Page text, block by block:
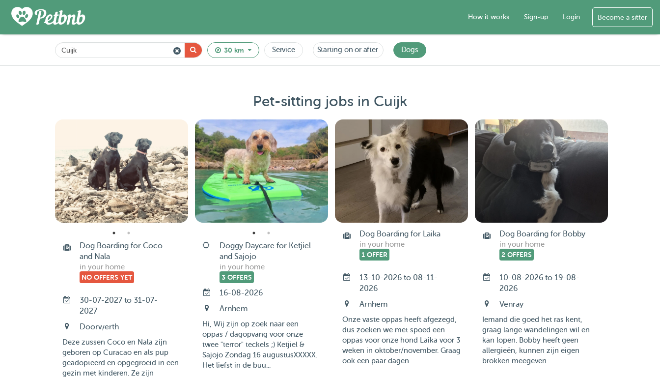
How it works Sign-up Login Become a sitter
30 km Service Starting on or after Dogs
Pet-sitting jobs in Cuijk
Dog Boarding for Coco
and Nala
in your home
NO OFFERS YET
30-07-2027 to 31-07-
2027
Doorwerth
Deze zussen Coco en Nala zijn
geboren op Curacao en als pup
geadopteerd en opgegroeid in een
gezin met kinderen. Ze zijn
Doggy Daycare for Ketjiel
and Sajojo
in your home
3 OFFERS
16-08-2026
Arnhem
Hi, Wij zijn op zoek naar een
oppas / dagopvang voor onze
twee "terror" teckels ;) Ketjiel &
Sajojo Zondag 16 augustusXXXXX.
Het liefst in de buu...
Dog Boarding for Laika
in your home
1 OFFER
13-10-2026 to 08-11-
2026
Arnhem
Onze vaste oppas heeft afgezegd,
dus zoeken we met spoed een
oppas voor onze hond Laika voor 3
weken in oktober/november. Graag
ook een paar dagen ...
Dog Boarding for Bobby
in your home
2 OFFERS
10-08-2026 to 19-08-
2026
Venray
Iemand die goed het ras kent,
graag lange wandelingen wil en
kan lopen. Bobby heeft geen
allergieën, kunnen zijn eigen
brokken meegeven....